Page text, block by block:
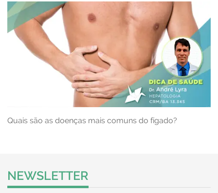
Quais são as doenças mais comuns do fígado?
NEWSLETTER